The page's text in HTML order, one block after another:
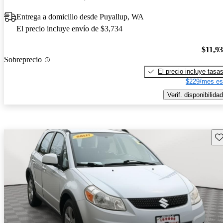
Entrega a domicilio desde Puyallup, WA
El precio incluye envío de $3,734
Sobreprecio
El precio incluye tasas
$229/mes
Verif. disponibilidad